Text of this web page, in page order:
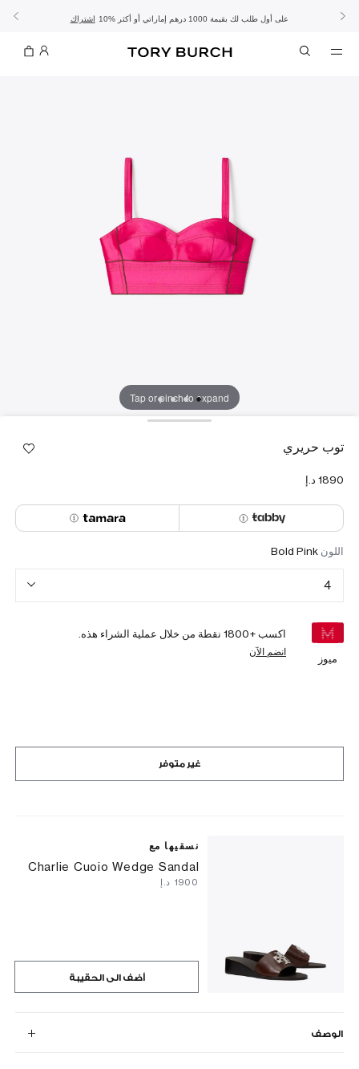
الموسم الجديد: إطلالات العملتسوّقي التشكيلة تشكيلة عيد الأضحىتسوقي اشتراك 10% على أول طلب لك بقيمة 1000 درهم إماراتي أو أكثر تفاصيل - الشحن المجاني تفاصيل - تسوق الآن واستلم في المتجر
Tap or pinch to expand
توب حريري
اللون Bold Pink
4
ميوز
اكسب +1800 نقطة من خلال عملية الشراء هذه.
انضم الآن
غير متوفر
نسقيها مع
Charlie Cuoio Wedge Sandal
أضف الى الحقيبة
الوصف